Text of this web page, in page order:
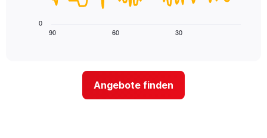
Wochentage
anzeigt.
folgende
Diagramm
90 60 30
0
Angebote finden